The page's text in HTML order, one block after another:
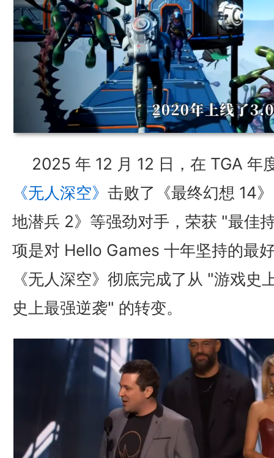
2025 年 12 月 12 日，在 TGA 年
《无人深空》 击败了《最终幻想 14
地潜兵 2》等强劲对手，荣获 "最佳
项是对 Hello Games 十年坚持的最
《无人深空》彻底完成了从 "游戏史
史上最强逆袭" 的转变。